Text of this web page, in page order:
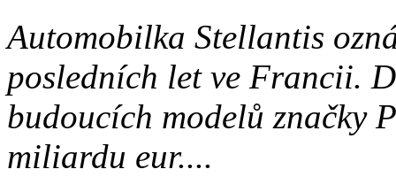
Automobilka Stellantis
posledních let ve Francii.
budoucích modelů značky
miliardu eur....